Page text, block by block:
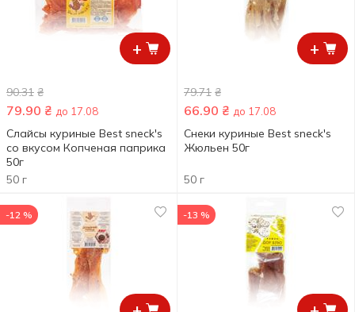
+
90.31 ₴
79.90 ₴ до 17.08
Слайсы куриные Best sneck's
со вкусом Копченая паприка
50г
50 г
+
79.71 ₴
66.90 ₴ до 17.08
Снеки куриные Best sneck's
Жюльен 50г
50 г
-12 % -13 %